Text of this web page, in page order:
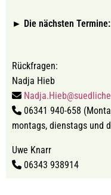
► Die nächsten Termine:
Rückfragen:
Nadja Hieb
06341 940-658
montags, dienstags und
Uwe Knarr
06343 938914